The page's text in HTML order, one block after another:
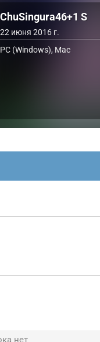
ChuSingura46+1 S
22 июня 2016 г.
PC (Windows), Mac
нет